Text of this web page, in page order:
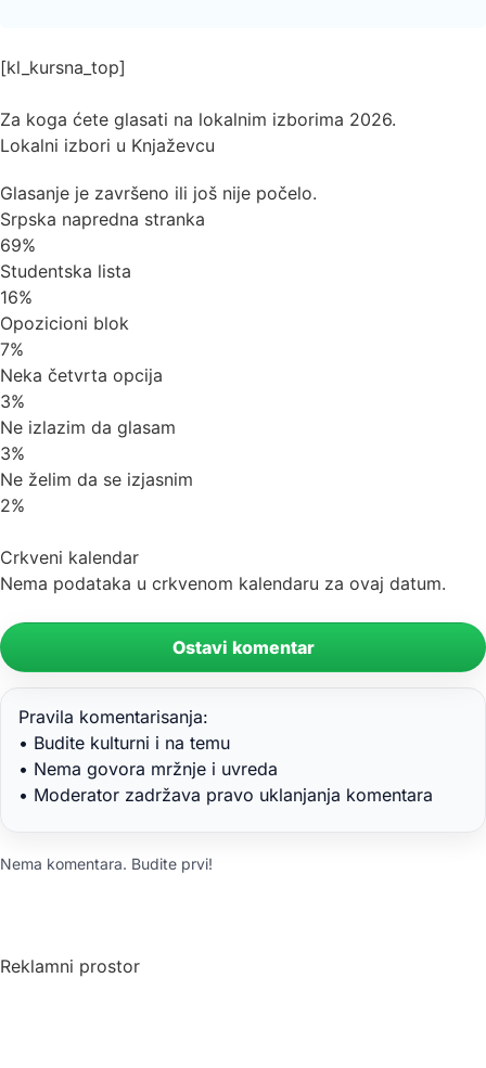
[kl_kursna_top]
Za koga ćete glasati na lokalnim izborima 2026.
Lokalni izbori u Knjaževcu
Glasanje je završeno ili još nije počelo.
Srpska napredna stranka
69%
Studentska lista
16%
Opozicioni blok
7%
Neka četvrta opcija
3%
Ne izlazim da glasam
3%
Ne želim da se izjasnim
2%
Crkveni kalendar
Nema podataka u crkvenom kalendaru za ovaj datum.
Ostavi komentar
Pravila komentarisanja:
• Budite kulturni i na temu
• Nema govora mržnje i uvreda
• Moderator zadržava pravo uklanjanja komentara
Nema komentara. Budite prvi!
Reklamni prostor